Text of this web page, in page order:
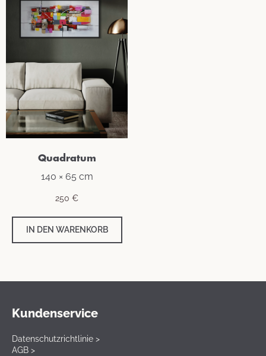
Quadratum
140 × 65 cm
250€
IN DEN WARENKORB
Kundenservice
Datenschutzrichtlinie >
AGB >